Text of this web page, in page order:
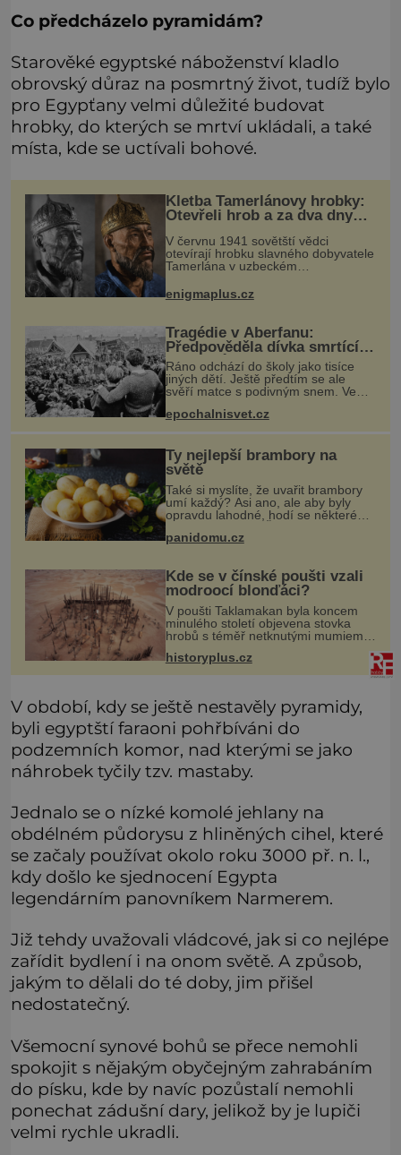
Co předcházelo pyramidám?
Starověké egyptské náboženství kladlo
obrovský důraz na posmrtný život, tudíž bylo
pro Egypťany velmi důležité budovat
hrobky, do kterých se mrtví ukládali, a také
místa, kde se uctívali bohové.
Kletba Tamerlánovy hrobky:
Otevřeli hrob a za dva dny
Náhoda, nebo varování?
V červnu 1941 sovětští vědci
otevírají hrobku slavného dobyvatele
Tamerlána v uzbeckém
nacistické Německo zahajuje operaci
Barbarossa a napadá Sovětský svaz.
enigmaplus.cz
Tragédie v Aberfanu:
Předpověděla dívka smrtící
sesuv půdy?
Ráno odchází do školy jako tisíce
jiných dětí. Ještě předtím se ale
svěří matce s podivným snem. Ve
nevidí budovu ani spolužáky. Místo
nich se před ní tyčí cosi temn
epochalnisvet.cz
Ty nejlepší brambory na
světě
Také si myslíte, že uvařit brambory
umí každý? Asi ano, ale aby byly
opravdu lahodné, hodí se některé
varné typy od A, tedy na saláty, po D
panidomu.cz
Kde se v čínské poušti vzali
modroocí blonďáci?
V poušti Taklamakan byla koncem
minulého století objevena stovka
hrobů s téměř netknutými mumiemi.
Všichni mrtví byli pohřbeni s úctou a
četnými milodary. Asi nejvíc přitom
vědce zaujal hrob tříměsíčn
historyplus.cz
V období, kdy se ještě nestavěly pyramidy,
byli egyptští faraoni pohřbíváni do
podzemních komor, nad kterými se jako
náhrobek tyčily tzv. mastaby.
Jednalo se o nízké komolé jehlany na
obdélném půdorysu z hliněných cihel, které
se začaly používat okolo roku 3000 př. n. l.,
kdy došlo ke sjednocení Egypta
legendárním panovníkem Narmerem.
Již tehdy uvažovali vládcové, jak si co nejlépe
zařídit bydlení i na onom světě. A způsob,
jakým to dělali do té doby, jim přišel
nedostatečný.
Všemocní synové bohů se přece nemohli
spokojit s nějakým obyčejným zahrabáním
do písku, kde by navíc pozůstalí nemohli
ponechat zádušní dary, jelikož by je lupiči
velmi rychle ukradli.